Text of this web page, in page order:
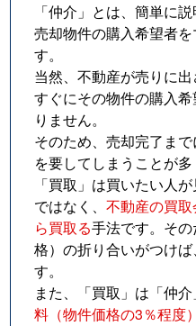
「仲介」とは、簡単に
売却物件の購入希望者
す。
当然、不動産が売りに出
すぐにその物件の購入
りません。
そのため、売却完了ま
を要してしまうことが多
「買取」は買いたい人
ではなく、 不動産の買
ら買取る手法です。そ
格）の折り合いがつけ
す。
また、「買取」は「仲介
料（物件価格の3％程度